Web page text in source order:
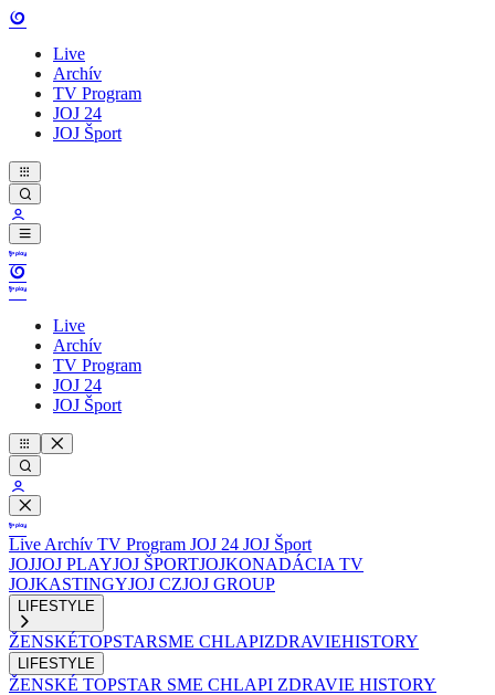
Live
Archív
TV Program
JOJ 24
JOJ Šport
Live
Archív
TV Program
JOJ 24
JOJ Šport
Live Archív TV Program JOJ 24 JOJ Šport
JOJJOJ PLAYJOJ ŠPORTJOJKONADÁCIA TV
JOJKASTINGYJOJ CZJOJ GROUP
LIFESTYLE
ŽENSKÉTOPSTARSME CHLAPIZDRAVIEHISTORY
LIFESTYLE
ŽENSKÉ TOPSTAR SME CHLAPI ZDRAVIE HISTORY